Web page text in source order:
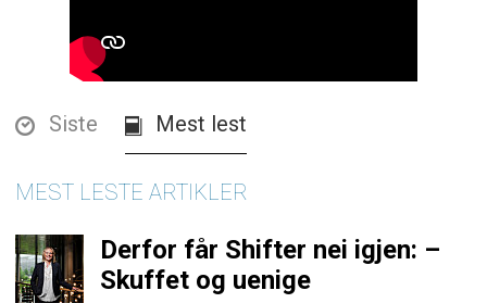
Siste Mest lest
MEST LESTE ARTIKLER
Derfor får Shifter nei igjen: –
Skuffet og uenige